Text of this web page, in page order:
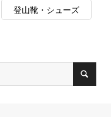
登山靴・シューズ